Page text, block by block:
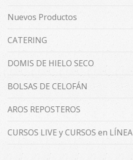
Nuevos Productos
CATERING
DOMIS DE HIELO SECO
BOLSAS DE CELOFÁN
AROS REPOSTEROS
CURSOS LIVE y CURSOS en LÍNEA